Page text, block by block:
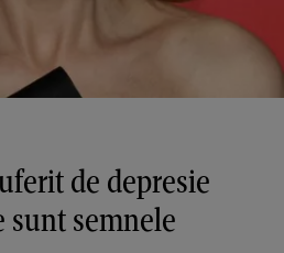
de depresie
sunt semnele